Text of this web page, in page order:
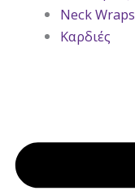
Neck Wraps
Καρδιές